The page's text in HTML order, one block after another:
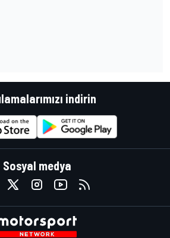
indirin
Sosyal medya